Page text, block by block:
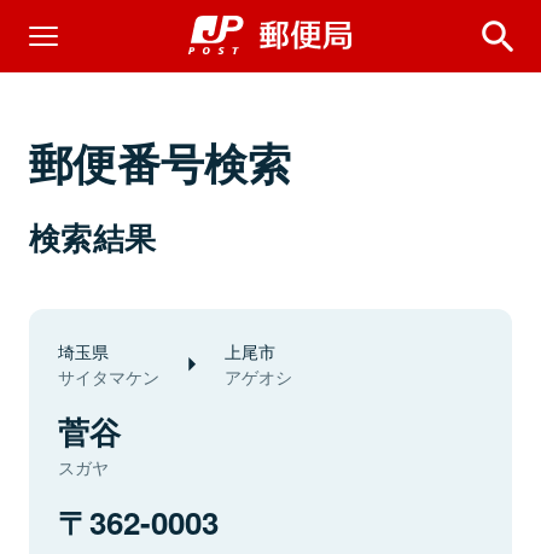
郵便番号検索
検索結果
埼玉県
サイタマケン
上尾市
アゲオシ
菅谷
スガヤ
362-0003